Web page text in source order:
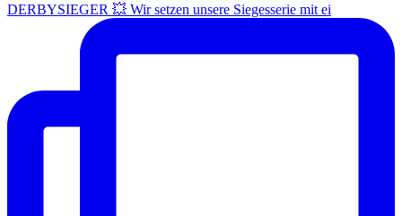
DERBYSIEGER 💥 Wir setzen unsere Siegesserie mit ei